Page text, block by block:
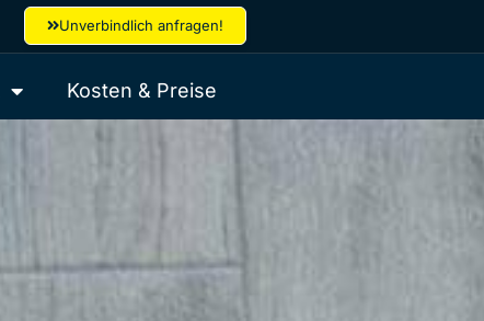
Unverbindlich anfragen!
Kosten & Preise